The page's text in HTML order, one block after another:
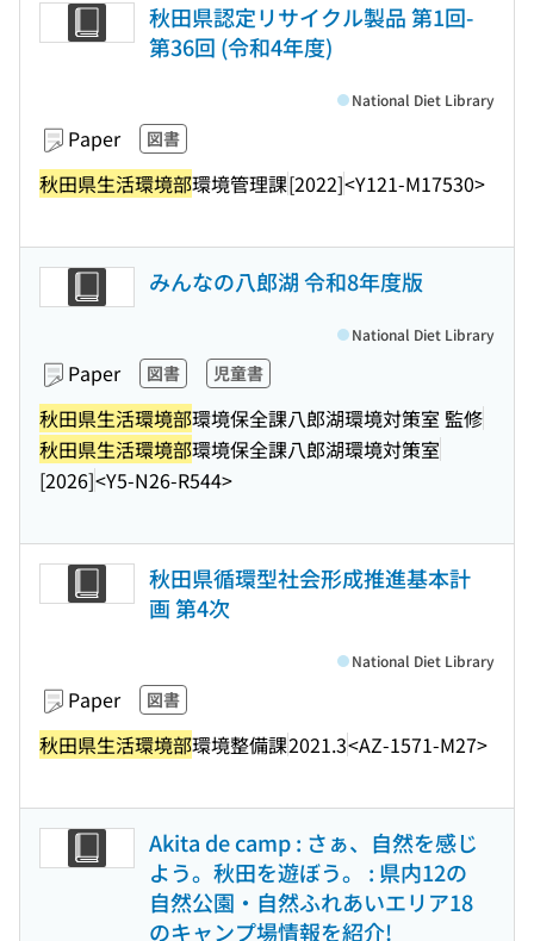
秋田県認定リサイクル製品 第1回-
第36回 (令和4年度)
Paper 図書
秋田県生活環境部環境管理課[2022]<Y121-M17530>
National Diet Library
みんなの八郎湖 令和8年度版
Paper 図書 児童書
秋田県生活環境部環境保全課八郎湖環境対策室 監修
秋田県生活環境部環境保全課八郎湖環境対策室
[2026]<Y5-N26-R544>
National Diet Library
秋田県循環型社会形成推進基本計
画 第4次
Paper 図書
秋田県生活環境部環境整備課2021.3<AZ-1571-M27>
National Diet Library
Akita de camp : さぁ、自然を感じ
よう。秋田を遊ぼう。 : 県内12の
自然公園・自然ふれあいエリア18
のキャンプ場情報を紹介!